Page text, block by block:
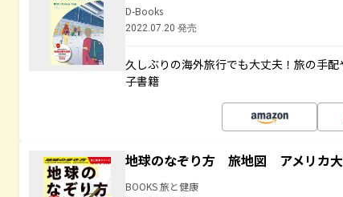
D-Books
2022.07.20 発売
久しぶりの海外旅行でも大丈夫！旅の手
子書籍
地球のなぞり方 旅地図 アメリカ
BOOKS 旅と健康